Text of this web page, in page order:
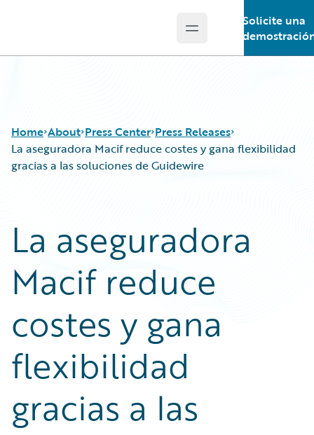
Open main menu
Solicite una
Home About Press Center Press Releases
La aseguradora Macif reduce costes y gana flexibilidad
gracias a las soluciones de Guidewire
La aseguradora
Macif reduce
costes y gana
flexibilidad
gracias a las